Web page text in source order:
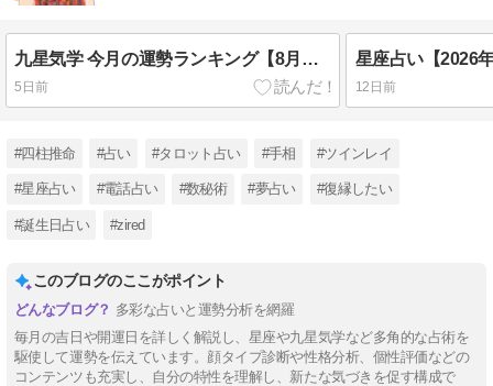
九星気学 今月の運勢ランキング【8月（8月7日～9月6日）】
5日前 12日前
#四柱推命 #占い #タロット占い #手相 #ツインレイ
#星座占い #電話占い #数秘術 #夢占い #復縁したい
#誕生日占い #zired
このブログのここがポイント
多彩な占いと運勢分析を網羅
毎月の吉日や開運日を詳しく解説し、星座や九星気学など多角的な占術を
駆使して運勢を伝えています。顔タイプ診断や性格分析、個性評価などの
コンテンツも充実し、自分の特性を理解し、新たな気づきを促す構成で